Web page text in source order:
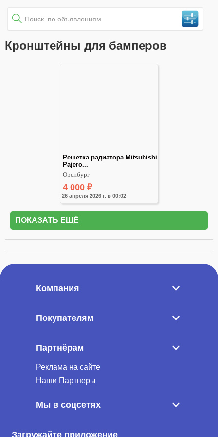
Кронштейны для бамперов
26 апреля 2026 г. в 00:02
Решетка радиатора Mitsubishi
Pajero...
Оренбург
4 000 ₽
ПОКАЗАТЬ ЕЩЁ
Компания
Покупателям
Партнёрам
Реклама на сайте
Наши Партнеры
Мы в соцсетях
Загружайте приложение